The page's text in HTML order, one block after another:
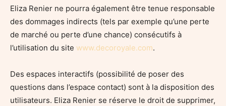
Eliza Renier ne pourra également être tenue responsable
des dommages indirects (tels par exemple qu’une perte
de marché ou perte d’une chance) consécutifs à
l’utilisation du site www.decoroyale.com.
Des espaces interactifs (possibilité de poser des
questions dans l’espace contact) sont à la disposition des
utilisateurs. Eliza Renier se réserve le droit de supprimer,